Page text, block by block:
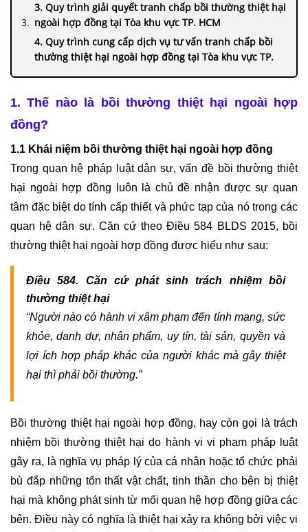
KINH
DOANH
ĐẦU
TƯ
NƯỚC
NGOÀI
TƯ
VẤN
SOẠN
THẢO
HỢP
TƯ
VẤN
PHÁ
SẢN
DOANH
NGHIỆP
VẤN
GIẢI
QUYẾT
TRANH
CHẤP
NỘI
BỘ
3. Quy trình giải quyết tranh chấp bồi thường thiệt hại
ngoài hợp đồng tại Tòa khu vực TP. HCM
4. Quy trình cung cấp dịch vụ tư vấn tranh chấp bồi
thường thiệt hại ngoài hợp đồng tại Tòa khu vực TP.
Tô Đình Huy
6. Thông tin liên hệ của Văn phòng Luật sư Tô Đình
Huy
1. Thế nào là bồi thường thiệt hại ngoài hợp
đồng?
1.1 Khái niệm bồi thường thiệt hại ngoài hợp đồng
Trong quan hệ pháp luật dân sự, vấn đề bồi thường thiệt
hại ngoài hợp đồng luôn là chủ đề nhận được sự quan
tâm đặc biệt do tính cấp thiết và phức tạp của nó trong các
quan hệ dân sự. Căn cứ theo Điều 584 BLDS 2015, bồi
thường thiệt hại ngoài hợp đồng được hiểu như sau:
Điều 584. Căn cứ phát sinh trách nhiệm bồi
thường thiệt hại
“Người nào có hành vi xâm phạm đến tính mạng, sức
khỏe, danh dự, nhân phẩm, uy tín, tài sản, quyền và
lợi ích hợp pháp khác của người khác mà gây thiệt
hại thì phải bồi thường.”
Bồi thường thiệt hại ngoài hợp đồng, hay còn gọi là trách
nhiệm bồi thường thiệt hại do hành vi vi phạm pháp luật
gây ra, là nghĩa vụ pháp lý của cá nhân hoặc tổ chức phải
bù đắp những tổn thất vật chất, tinh thần cho bên bị thiệt
hại mà không phát sinh từ mối quan hệ hợp đồng giữa các
bên. Điều này có nghĩa là thiệt hại xảy ra không bởi việc vi